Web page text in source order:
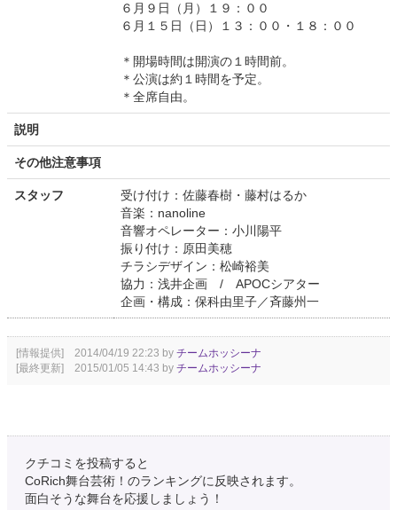
６月９日（月）１９：００
６月１５日（日）１３：００・１８：００
＊開場時間は開演の１時間前。
＊公演は約１時間を予定。
＊全席自由。
説明
その他注意事項
スタッフ
受け付け：佐藤春樹・藤村はるか
音楽：nanoline
音響オペレーター：小川陽平
振り付け：原田美穂
チラシデザイン：松崎裕美
協力：浅井企画 / APOCシアター
企画・構成：保科由里子／斉藤州一
[情報提供] 2014/04/19 22:23 by チームホッシーナ
[最終更新] 2015/01/05 14:43 by チームホッシーナ
クチコミを投稿すると
CoRich舞台芸術！のランキングに反映されます。
面白そうな舞台を応援しましょう！